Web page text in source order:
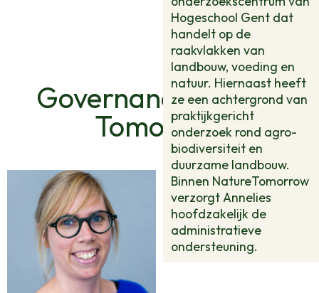
natuurontwikkeling op
stedelijke bodems.
Governance Nature
Tomorrow
Hogeschool Gent dat
handelt op de
raakvlakken van
landbouw, voeding en
natuur. Hiernaast heeft
ze een achtergrond van
praktijkgericht
onderzoek rond agro-
biodiversiteit en
duurzame landbouw.
Binnen NatureTomorrow
verzorgt Annelies
hoofdzakelijk de
administratieve
ondersteuning.